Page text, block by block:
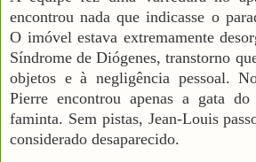
encontrou nada que indicasse o
O imóvel estava extremamente
Síndrome de Diógenes, transtorno
objetos e à negligência pessoal.
Pierre encontrou apenas a gata
faminta. Sem pistas, Jean-Louis
considerado desaparecido.